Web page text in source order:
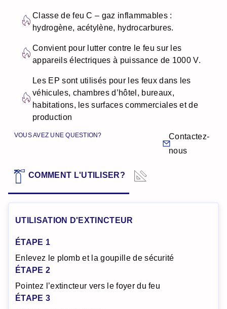
Classe de feu C – gaz inflammables :
hydrogène, acétylène, hydrocarbures.
Convient pour lutter contre le feu sur les
appareils électriques à puissance de 1000 V.
Les EP sont utilisés pour les feux dans les
véhicules, chambres d’hôtel, bureaux,
habitations, les surfaces commerciales et de
production
VOUS AVEZ UNE QUESTION?
Contactez-
nous
COMMENT L'UTILISER?
UTILISATION D'EXTINCTEUR
ÉTAPE 1
Enlevez le plomb et la goupille de sécurité
ÉTAPE 2
Pointez l’extincteur vers le foyer du feu
ÉTAPE 3